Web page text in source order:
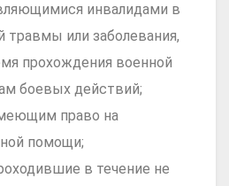
инвалидами в
травмы или заболевания,
прохождения военной
боевых действий;
право на
помощи;
в течение не